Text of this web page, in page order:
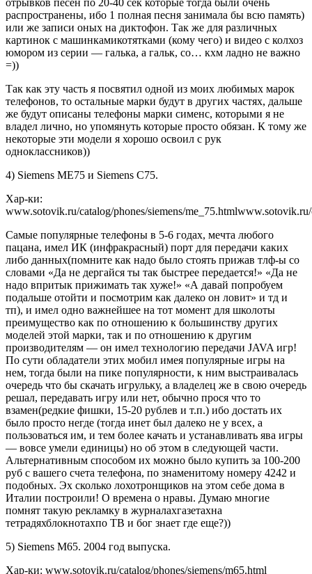
распространены, ибо 1 полная песня занимала бы всю память)
или же записи оных на диктофон. Так же для различных
картинок с машинкамикотятками (кому чего) и видео с колхоз
юмором из серии — галька, а гальк, со… кхм ладно не важно
=))
Так как эту часть я посвятил одной из моих любимых марок
телефонов, то остальные марки будут в других частях, дальше
же будут описаны телефоны марки сименс, которыми я не
владел лично, но упомянуть которые просто обязан. К тому же
некоторые эти модели я хорошо освоил с рук
одноклассников))
4) Siemens ME75 и Siemens C75.
Хар-ки:
www.sotovik.ru/catalog/phones/siemens/
Самые популярные телефоны в 5-6 годах, мечта любого
пацана, имел ИК (инфракрасный) порт для передачи каких
либо данных(помните как надо было стоять прижав тлф-ы со
словами «Да не дергайся ты так быстрее передается!» «Да не
надо впритык прижимать так хуже!» «А давай попробуем
подальше отойти и посмотрим как далеко он ловит» и тд и
тп), и имел одно важнейшее на тот момент для школоты
преимущество как по отношению к большинству других
моделей этой марки, так и по отношению к другим
производителям — он имел технологию передачи JAVA игр!
По сути обладатели этих мобил имея популярные игры на
нем, тогда были на пике популярности, к ним выстраивалась
очередь что бы скачать игрульку, а владелец же в свою очередь
решал, передавать игру или нет, обычно прося что то
взамен(редкие фишки, 15-20 рублев и т.п.) ибо достать их
было просто негде (тогда инет был далеко не у всех, а
пользоваться им, и тем более качать и устанавливать ява игры
— вовсе умели единицы) но об этом в следующей части.
Альтернативным способом их можно было купить за 100-200
руб с вашего счета телефона, по знаменитому номеру 4242 и
подобных. Эх сколько лохотронщиков на этом себе дома в
Италии построили! О времена о нравы. Думаю многие
помнят такую рекламку в журналахгазетахна
тетрадяхблокнотахпо ТВ и бог знает где еще?))
5) Siemens M65. 2004 год выпуска.
Хар-ки: www.sotovik.ru/catalog/phones/siemens/m65.html